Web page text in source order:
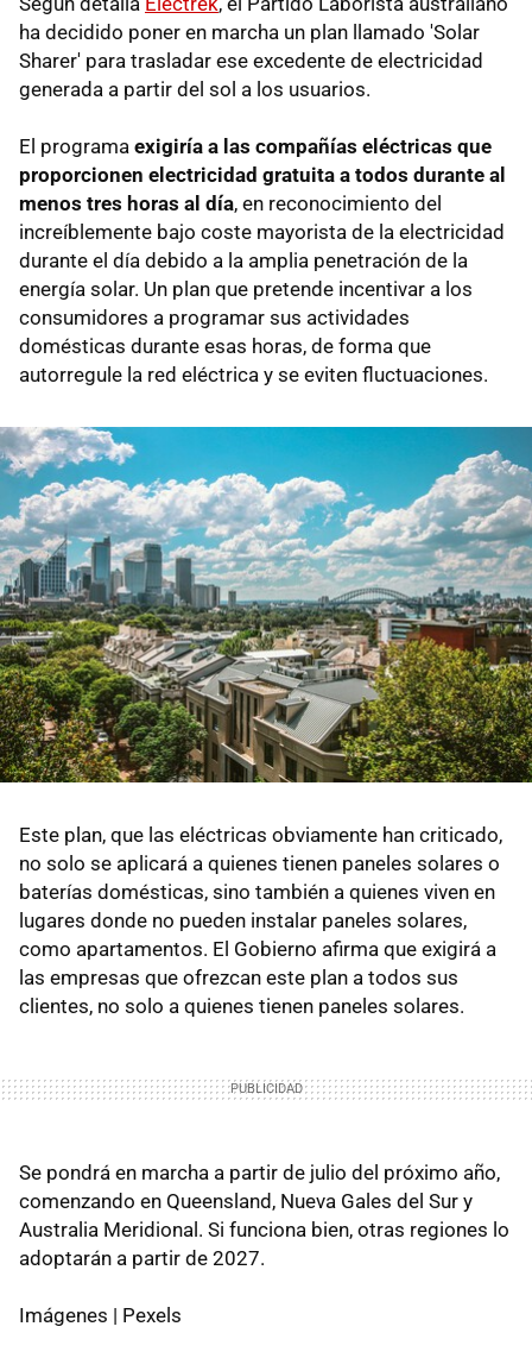
ha decidido poner en marcha un plan llamado 'Solar
Sharer' para trasladar ese excedente de electricidad
generada a partir del sol a los usuarios.
El programa exigiría a las compañías eléctricas que
proporcionen electricidad gratuita a todos durante al
menos tres horas al día, en reconocimiento del
increíblemente bajo coste mayorista de la electricidad
durante el día debido a la amplia penetración de la
energía solar. Un plan que pretende incentivar a los
consumidores a programar sus actividades
domésticas durante esas horas, de forma que
autorregule la red eléctrica y se eviten fluctuaciones.
Este plan, que las eléctricas obviamente han criticado,
no solo se aplicará a quienes tienen paneles solares o
baterías domésticas, sino también a quienes viven en
lugares donde no pueden instalar paneles solares,
como apartamentos. El Gobierno afirma que exigirá a
las empresas que ofrezcan este plan a todos sus
clientes, no solo a quienes tienen paneles solares.
Se pondrá en marcha a partir de julio del próximo año,
comenzando en Queensland, Nueva Gales del Sur y
Australia Meridional. Si funciona bien, otras regiones lo
adoptarán a partir de 2027.
Imágenes | Pexels